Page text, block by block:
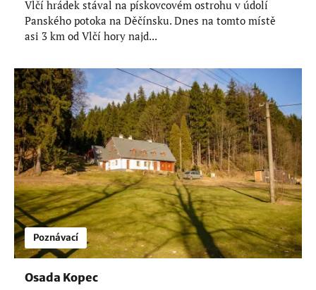
Vlčí hrádek stával na pískovcovém ostrohu v údolí
Panského potoka na Děčínsku. Dnes na tomto místě
asi 3 km od Vlčí hory najd...
Poznávací
Osada Kopec